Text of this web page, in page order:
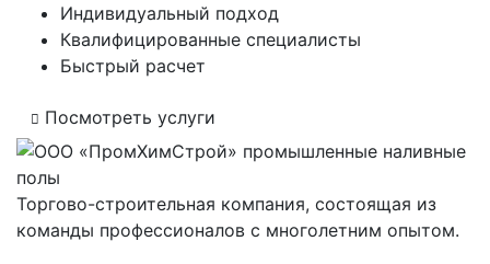
Индивидуальный подход
Квалифицированные специалисты
Быстрый расчет
Посмотреть услуги
Торгово-строительная компания, состоящая из
команды профессионалов с многолетним опытом.